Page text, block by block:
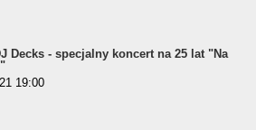
Decks - specjalny koncert na 25 lat "Na
19:00